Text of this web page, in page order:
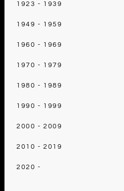
1923 - 1939
1949 - 1959
1960 - 1969
1970 - 1979
1980 - 1989
1990 - 1999
2000 - 2009
2010 - 2019
2020 -